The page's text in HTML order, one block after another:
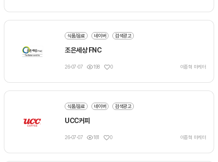
식품/음료 네이버 검색광고
조은세상 FNC
26-07-07 198 0 이종혁 마케터
식품/음료 네이버 검색광고
UCC커피
26-07-07 181 0 이종혁 마케터